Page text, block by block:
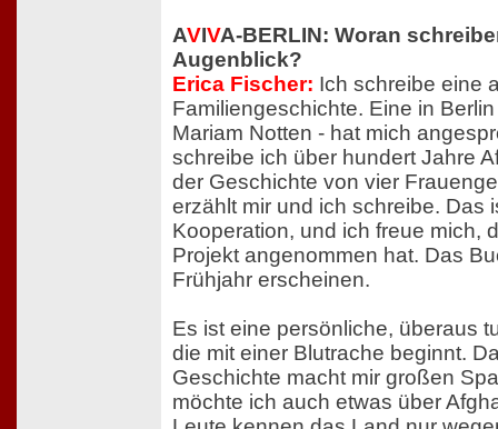
AVIVA-BERLIN: Woran
Augenblick?
Erica Fischer: Ich schreibe eine
Familiengeschichte. Eine in
Mariam Notten - hat mich
schreibe ich über hundert Jahre
der Geschichte von vier
erzählt mir und ich schreibe. Das
Kooperation, und ich freue mich,
Projekt angenommen hat. Das
Frühjahr erscheinen.
Es ist eine persönliche, überaus
die mit einer Blutrache beginnt.
Geschichte macht mir großen
möchte ich auch etwas über